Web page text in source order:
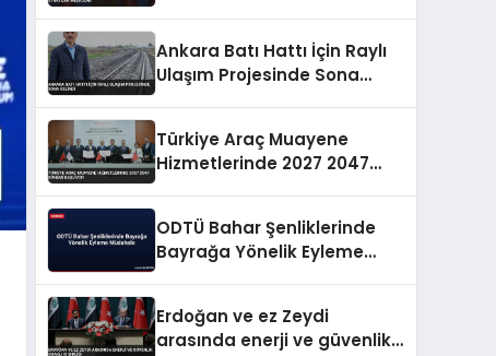
Ankara Batı Hattı İçin Raylı
Ulaşım Projesinde Sona
Türkiye Araç Muayene
Hizmetlerinde 2027 2047
ODTÜ Bahar Şenliklerinde
Bayrağa Yönelik Eyleme
Erdoğan ve ez Zeydi
arasında enerji ve güvenlik